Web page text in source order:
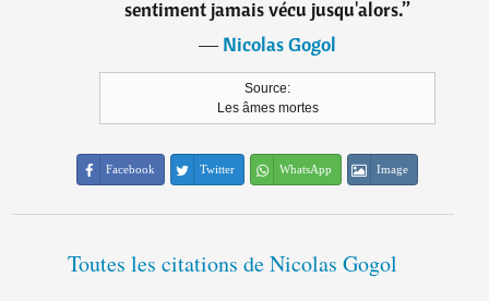
sentiment jamais vécu jusqu'alors.”
―Nicolas Gogol
Source:
Les âmes mortes
Facebook Twitter WhatsApp Image
Toutes les citations de Nicolas Gogol